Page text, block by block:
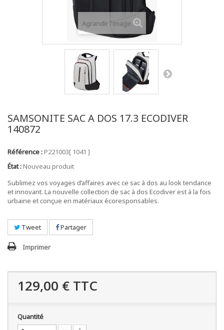
Agrandir l'image
SAMSONITE SAC A DOS 17.3 ECODIVER
140872
Référence :P221003[ 1041 ]
État :Nouveau produit
Sublimez vos voyages d’affaires avec ce sac à dos au look tendance
et innovant. La nouvelle collection de sac à dos Ecodiver est à la fois
urbaine et conçue en matériaux écoresponsables.
Tweet Partager
Imprimer
129,00 € TTC
Quantité